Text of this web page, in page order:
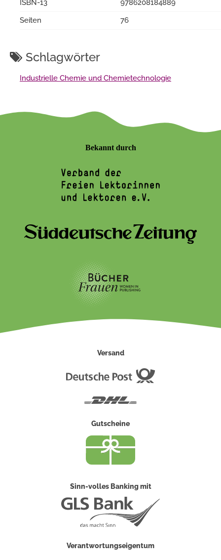
ISBN-13
9786208184889
Seiten
76
Schlagwörter
Industrielle Chemie und Chemietechnologie
Bekannt durch
Versand
Gutscheine
Sinn-volles Banking mit
Verantwortungseigentum